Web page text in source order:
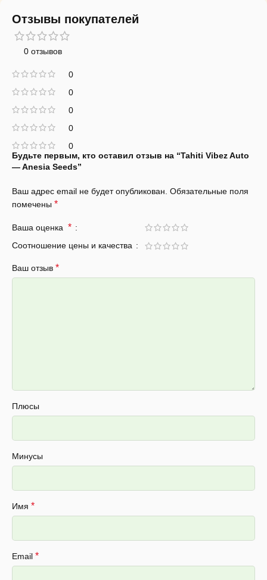
Отзывы покупателей
0 отзывов
0
0
0
0
0
Будьте первым, кто оставил отзыв на “Tahiti Vibez Auto
— Anesia Seeds”
Ваш адрес email не будет опубликован. Обязательные поля
помечены *
Ваша оценка *
Соотношение цены и качества
Ваш отзыв *
Плюсы
Минусы
Имя *
Email *